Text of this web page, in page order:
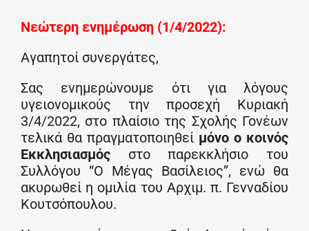
Νεώτερη ενημέρωση (1/4/2022):
Αγαπητοί συνεργάτες,
Σας ενημερώνουμε ότι για λόγους
υγειονομικούς την προσεχή Κυριακή
3/4/2022, στο πλαίσιο της Σχολής Γονέων
τελικά θα πραγματοποιηθεί μόνο ο κοινός
Εκκλησιασμός στο παρεκκλήσιο του
Συλλόγου “Ο Μέγας Βασίλειος”, ενώ θα
ακυρωθεί η ομιλία του Αρχιμ. π. Γενναδίου
Κουτσόπουλου.